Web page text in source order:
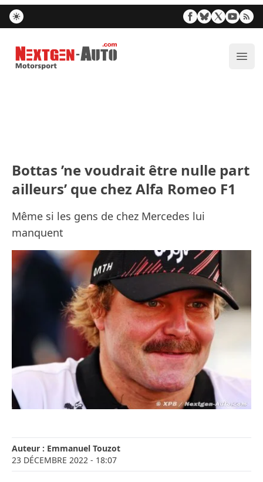
Nextgen-Auto.com
Bottas ’ne voudrait être nulle part
ailleurs’ que chez Alfa Romeo F1
Même si les gens de chez Mercedes lui
manquent
Auteur : Emmanuel Touzot
23 DÉCEMBRE 2022 - 18:07